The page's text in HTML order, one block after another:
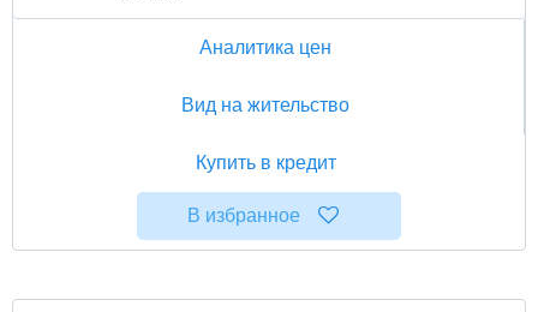
Аналитика цен
Вид на жительство
Купить в кредит
В избранное